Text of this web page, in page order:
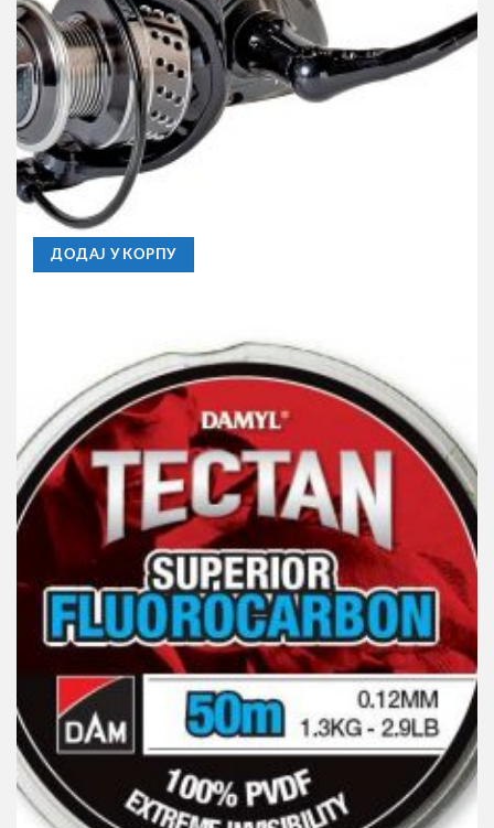
FEEDER PECANJE
Mašinica Fil Fishing Flavia 4000
2.660,00RSD
ДОДАЈ У КОРПУ
DAM
Fluorocarbon Dam Damyl Tectan Superior
Fluorocarbon 0.18mm , 50m